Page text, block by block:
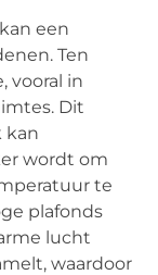
een
Ten
vooral in
Dit
kan
wordt om
te
plafonds
lucht
waardoor